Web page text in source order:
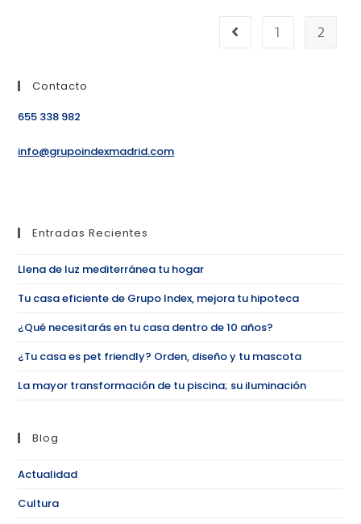
1 2
Contacto
655 338 982
info@grupoindexmadrid.com
Entradas Recientes
Llena de luz mediterránea tu hogar
Tu casa eficiente de Grupo Index, mejora tu hipoteca
¿Qué necesitarás en tu casa dentro de 10 años?
¿Tu casa es pet friendly? Orden, diseño y tu mascota
La mayor transformación de tu piscina; su iluminación
Blog
Actualidad
Cultura